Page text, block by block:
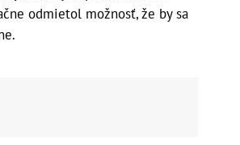
odmietol možnosť, že by sa